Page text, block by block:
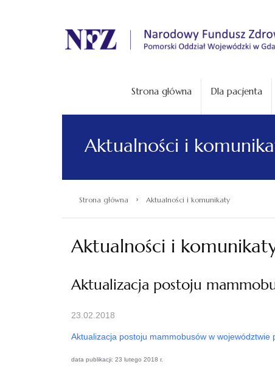
.
Strona główna Dla pacjenta
Aktualności i
Strona główna › Aktualności i komunikaty
Aktualności i
Aktualizacja postoju
23.02.2018
Aktualizacja postoju mammobusów w województwie
data publikacji: 23 lutego 2018 r.